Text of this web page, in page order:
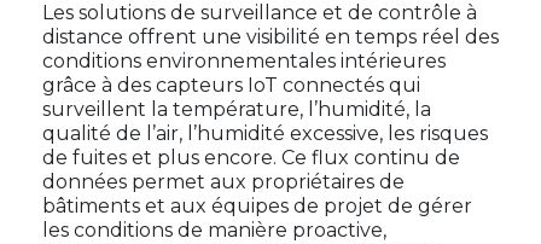
Les solutions de surveillance et de contrôle à
distance offrent une visibilité en temps réel des
conditions environnementales intérieures
grâce à des capteurs IoT connectés qui
surveillent la température, l’humidité, la
qualité de l’air, l’humidité excessive, les risques
de fuites et plus encore. Ce flux continu de
données permet aux propriétaires de
bâtiments et aux équipes de projet de gérer
les conditions de manière proactive,